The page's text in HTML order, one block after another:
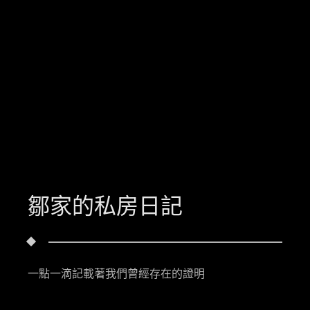
鄒家的私房日記
一點一滴記載著我們曾經存在的證明